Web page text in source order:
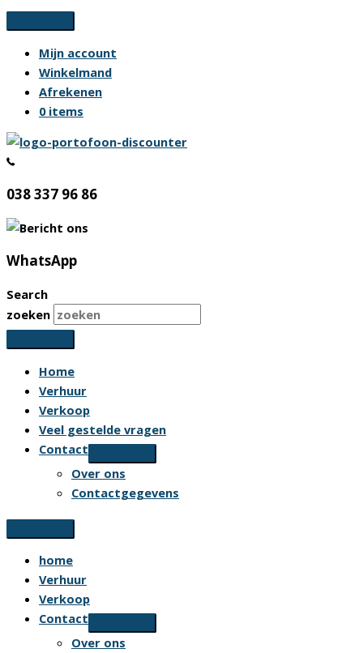
Ga
naar
inhoud
Mijn account
Winkelmand
Afrekenen
0 items
038 337 96 86
WhatsApp
Search
zoeken
Home
Verhuur
Verkoop
Veel gestelde vragen
Contact
Over ons
Contactgegevens
home
Verhuur
Verkoop
Contact
Over ons